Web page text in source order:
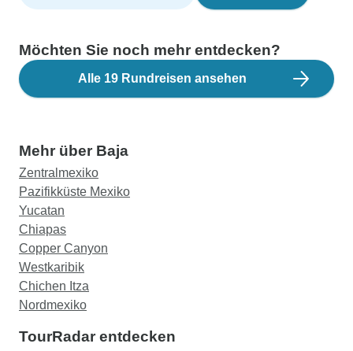
Möchten Sie noch mehr entdecken?
Alle 19 Rundreisen ansehen
Mehr über Baja
Zentralmexiko
Pazifikküste Mexiko
Yucatan
Chiapas
Copper Canyon
Westkaribik
Chichen Itza
Nordmexiko
TourRadar entdecken